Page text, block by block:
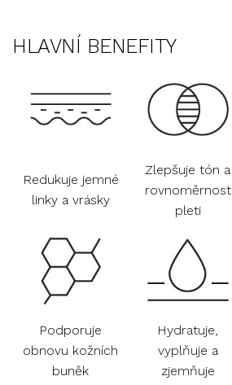
HLAVNÍ BENEFITY
Redukuje jemné
linky a vrásky
Zlepšuje tón a
rovnoměrnost
pleti
Podporuje
obnovu kožních
buněk
Hydratuje,
vyplňuje a
zjemňuje